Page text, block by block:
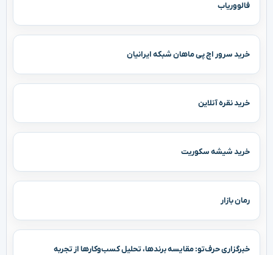
فالووریاب
خرید سرور اچ پی ماهان شبکه ایرانیان
خرید نقره آنلاین
خرید شیشه سکوریت
رمان بازار
خبرگزاری حرف‌تو: مقایسه برندها، تحلیل کسب‌وکارها از تجربه